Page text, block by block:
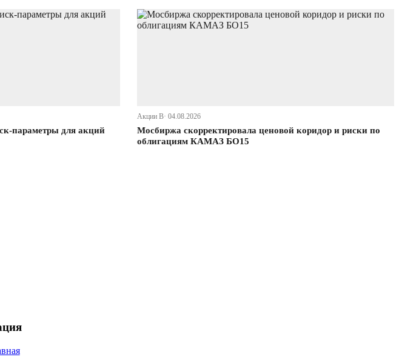
параметры для акций
Акции В· 04.08.2026
Мосбиржа скорректировала ценовой коридор и риски по
облигациям КАМАЗ БО15